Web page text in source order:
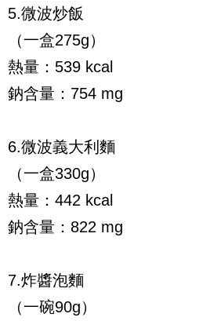
5.微波炒飯
（一盒275g）
熱量：539 kcal
鈉含量：754 mg
6.微波義大利麵
（一盒330g）
熱量：442 kcal
鈉含量：822 mg
7.炸醬泡麵
（一碗90g）